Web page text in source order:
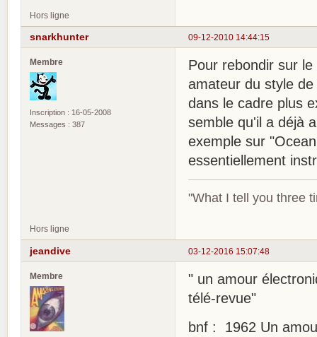
Hors ligne
09-12-2010 14:44:15
snarkhunter
Membre
Inscription : 16-05-2008
Messages : 387
Pour rebondir sur
amateur du style
dans le cadre plus
semble qu'il a déjà
exemple sur
essentiellement
"What I tell you three
Hors ligne
03-12-2016 15:07:48
jeandive
Membre
" un amour
télé-revue"
bnf : 1962 Un